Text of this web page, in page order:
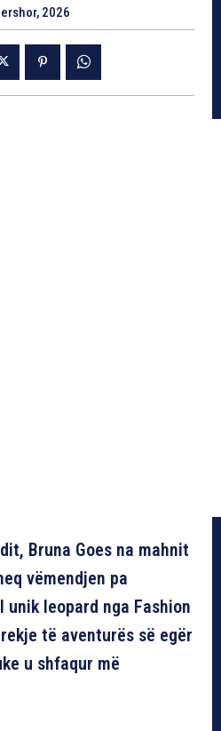
2026
Bruna Goes na mahnit
vëmendjen pa
unik leopard nga Fashion
të aventurës së egër
u shfaqur më